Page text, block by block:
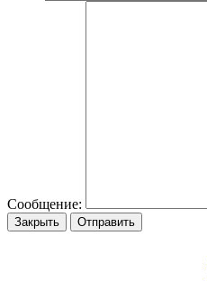
Сообщение:
Закрыть Отправить